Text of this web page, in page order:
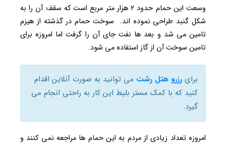
وسعت این حمام حدود ۲ هزار متر مربع است که سقف آن را به
شکل گنبد طراحی نموده اند. سوخت حمام در گذشته از هیزم
تامین می شد و بعد ها نفت جای آن را گرفت اما امروزه برای
تامین سوخت آن از گاز استفاده می شود.
برای رزرو هتل رشت می توانید به صورت آنلاین اقدام
کنید که با کمک مستر بلیط این کار به راحتی انجام می
گیرد.
امروزه تعداد زیادی از مردم به این حمام ها مراجعه نمی کنند و